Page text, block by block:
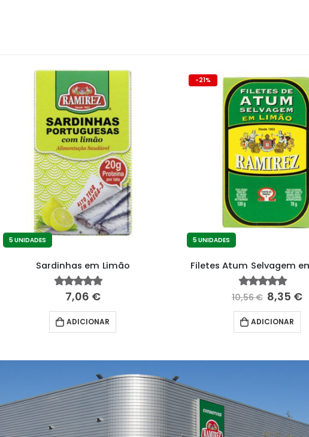
5 UNIDADES
Sardinhas em Limão
4.76fora de 5
7,06 €
ADICIONAR
-21%
5 UNIDADES
Filetes Atum Selvagem
4.88fora de 5
10,56€ 8,35 €
ADICIONAR